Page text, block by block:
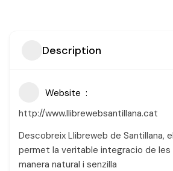
Description
Website
http://www.llibrewebsantillana.cat
Descobreix Llibreweb de Santillana,
permet la veritable integracio de les
manera natural i senzilla